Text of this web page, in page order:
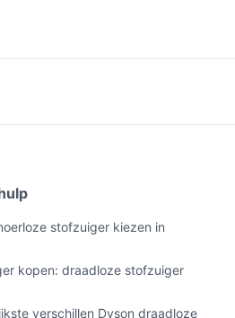
stofzuiger kiezen in
kopen: draadloze stofzuiger
verschillen Dyson draadloze